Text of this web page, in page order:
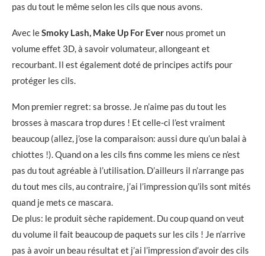
pas du tout le même selon les cils que nous avons.
Avec leSmoky Lash, Make Up For Ever nous promet un
volume effet 3D, à savoir volumateur, allongeant et
recourbant. Il est également doté de principes actifs pour
protéger les cils.
Mon premier regret: sa brosse. Je n’aime pas du tout les
brosses à mascara trop dures ! Et celle-ci l’est vraiment
beaucoup (allez, j’ose la comparaison: aussi dure qu’un balai à
chiottes !). Quand on a les cils fins comme les miens ce n’est
pas du tout agréable à l’utilisation. D’ailleurs il n’arrange pas
du tout mes cils, au contraire, j’ai l’impression qu’ils sont mités
quand je mets ce mascara.
De plus: le produit sèche rapidement. Du coup quand on veut
du volume il fait beaucoup de paquets sur les cils ! Je n’arrive
pas à avoir un beau résultat et j’ai l’impression d’avoir des cils